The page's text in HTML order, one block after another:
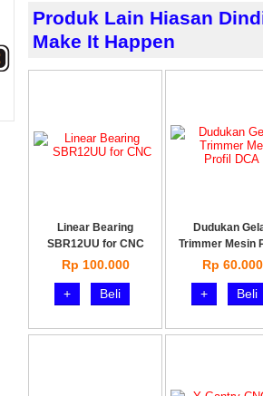
Produk Lain Hiasan
Make It Happen
Linear Bearing
SBR12UU for CNC
Rp 100.000
+
Beli
Dudukan
Trimmer Mesin
Rp 60.000
+
Beli